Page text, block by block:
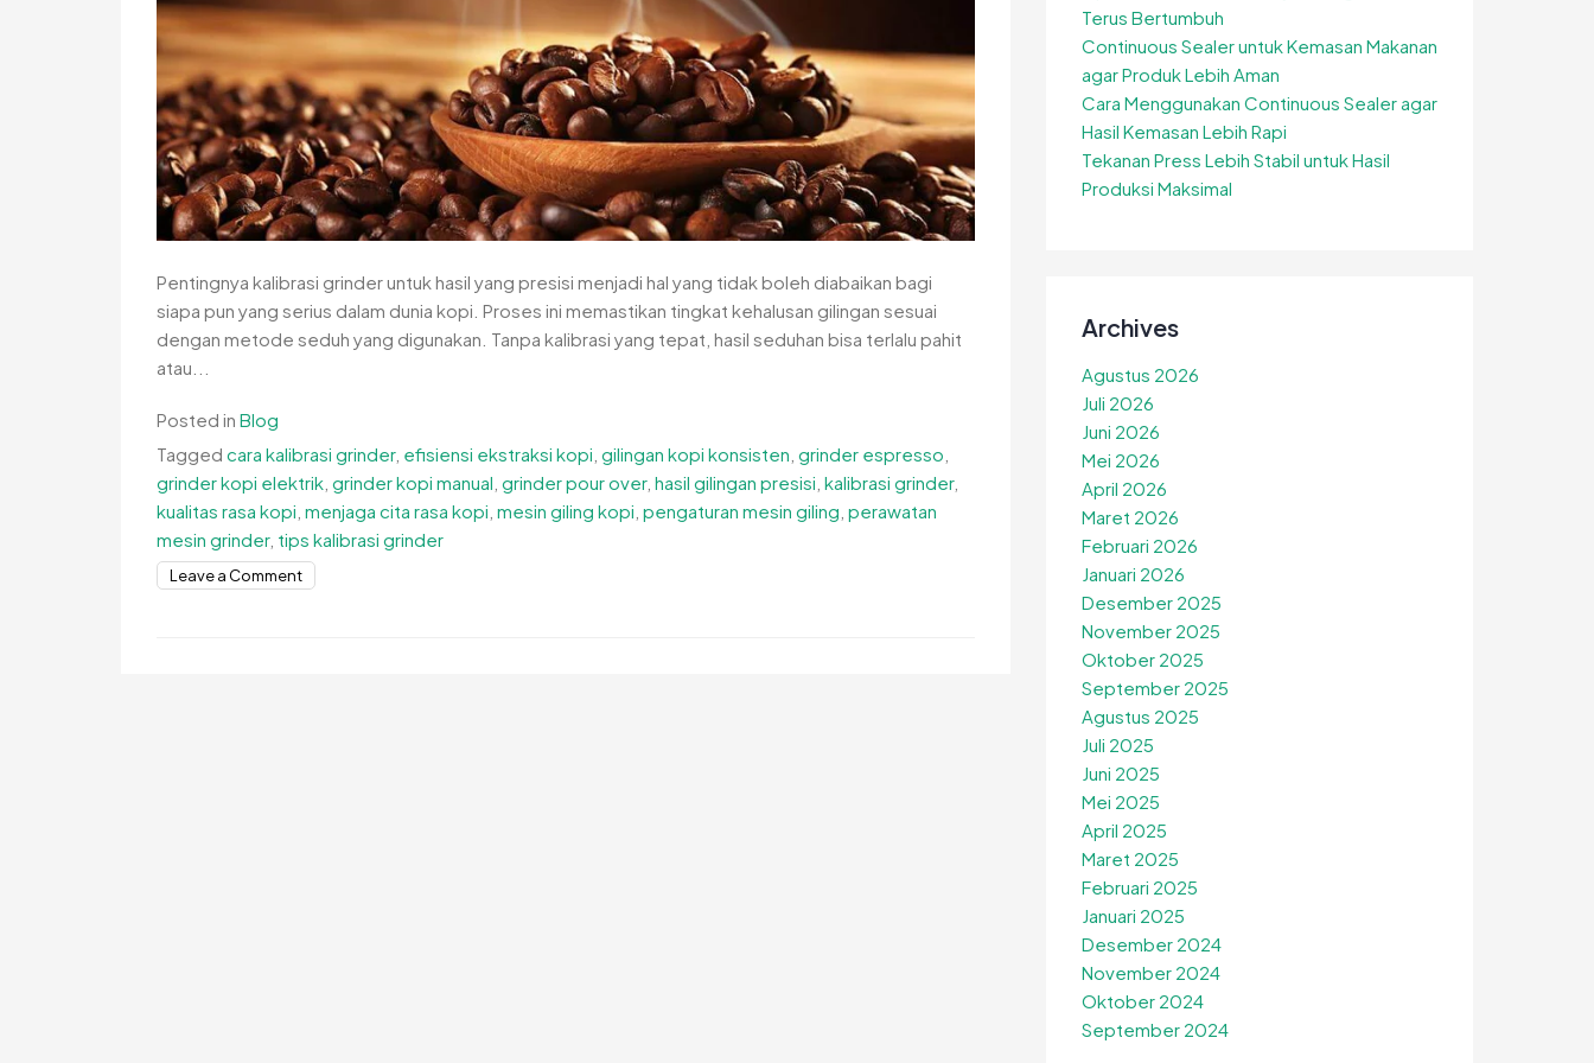
Pentingnya kalibrasi grinder untuk hasil yang presisi menjadi hal yang tidak boleh diabaikan bagi
siapa pun yang serius dalam dunia kopi. Proses ini memastikan tingkat kehalusan gilingan sesuai
dengan metode seduh yang digunakan. Tanpa kalibrasi yang tepat, hasil seduhan bisa terlalu pahit
atau...
Posted in Blog
Tagged cara kalibrasi grinder, efisiensi ekstraksi kopi gilingan kopi konsisten grinder espresso
grinder kopi elektrik grinder kopi manual grinder pour over, hasil gilingan presisi kalibrasi grinder,
kualitas rasa kopi menjaga cita rasa kopi mesin giling kopi pengaturan mesin giling perawatan
mesin grinder, tips kalibrasi grinder
Leave a Commenton
Terus Bertumbuh
Continuous Sealer untuk Kemasan Makanan
agar Produk Lebih Aman
Cara Menggunakan Continuous Sealer agar
Hasil Kemasan Lebih Rapi
Tekanan Press Lebih Stabil untuk Hasil
Produksi Maksimal
Archives
Agustus 2026
Juli 2026
Juni 2026
Mei 2026
April 2026
Maret 2026
Februari 2026
Januari 2026
Desember 2025
November 2025
Oktober 2025
September 2025
Agustus 2025
Juli 2025
Juni 2025
Mei 2025
April 2025
Maret 2025
Februari 2025
Januari 2025
Desember 2024
November 2024
Oktober 2024
September 2024